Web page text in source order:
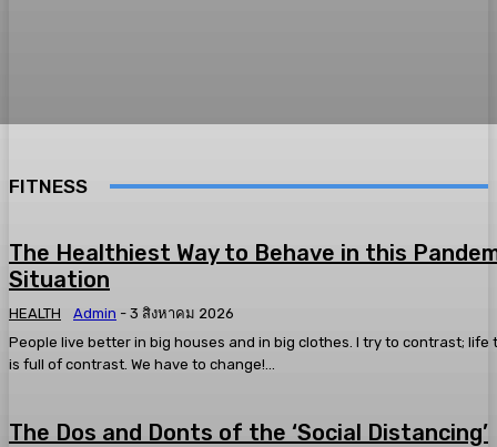
FITNESS
The Healthiest Way to Behave in this
Situation
HEALTH Admin - 3 สิงหาคม 2026
People live better in big houses and in big clothes. I try to contrast; life
is full of contrast. We have to change!...
The Dos and Donts of the ‘Social Distancing’